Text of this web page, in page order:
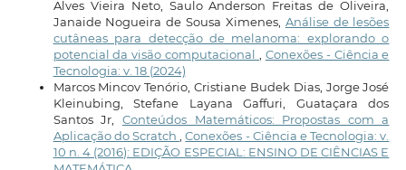
Alves Vieira Neto, Saulo Anderson Freitas de Oliveira,
Janaide Nogueira de Sousa Ximenes, Análise de lesões
cutâneas para detecção de melanoma: explorando o
potencial da visão computacional , Conexões - Ciência e
Tecnologia: v. 18 (2024)
Marcos Mincov Tenório, Cristiane Budek Dias, Jorge José
Kleinubing, Stefane Layana Gaffuri, Guataçara dos
Santos Jr, Conteúdos Matemáticos: Propostas com a
Aplicação do Scratch,Conexões - Ciência e Tecnologia: v.
10 n. 4 (2016): EDIÇÃO ESPECIAL: ENSINO DE CIÊNCIAS E